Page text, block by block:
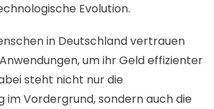
Evolution.
in Deutschlandvertrauen
um ihr Geld effizienter
steht nicht nur die
im Vordergrund, sondern auch die